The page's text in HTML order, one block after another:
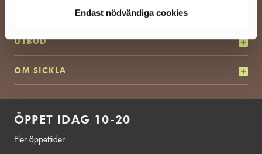
Endast nödvändiga cookies
UTBUD
OM SICKLA
ÖPPET IDAG 10-20
Fler öppettider